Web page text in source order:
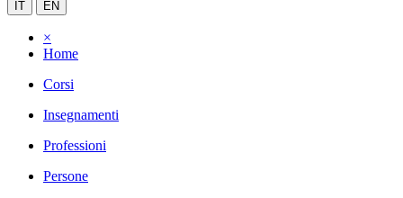
IT EN
×
Home
Corsi
Insegnamenti
Professioni
Persone